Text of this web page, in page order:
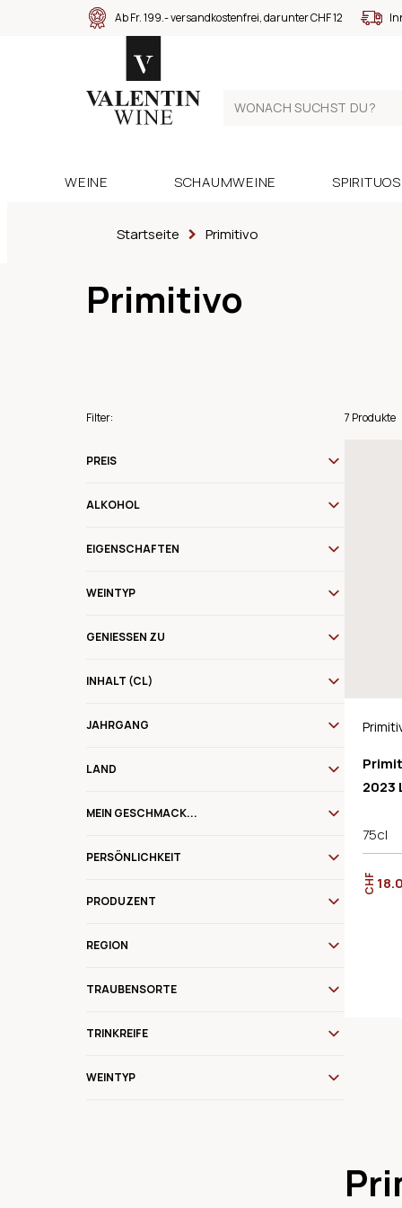
Ab Fr. 199.- versandkostenfrei, darunter CHF 12
WEINE SCHAUMWEINE
Startseite Primitivo
Primitivo
Filter:
PREIS
ALKOHOL
EIGENSCHAFTEN
WEINTYP
GENIESSEN ZU
INHALT (CL)
JAHRGANG
LAND
MEIN GESCHMACK...
PERSÖNLICHKEIT
PRODUZENT
REGION
TRAUBENSORTE
TRINKREIFE
WEINTYP
7 Produkte
2023
75cl
CHF